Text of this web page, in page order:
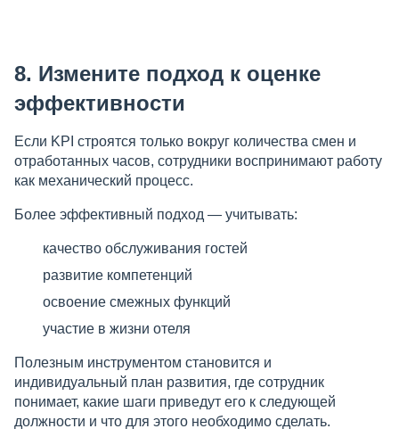
8. Измените подход к оценке
эффективности
Если KPI строятся только вокруг количества смен и
отработанных часов, сотрудники воспринимают работу
как механический процесс.
Более эффективный подход — учитывать:
качество обслуживания гостей
развитие компетенций
освоение смежных функций
участие в жизни отеля
Полезным инструментом становится и
индивидуальный план развития, где сотрудник
понимает, какие шаги приведут его к следующей
должности и что для этого необходимо сделать.